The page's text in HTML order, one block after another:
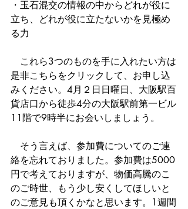
・玉石混交の情報の中からどれが役に
立ち、どれが役に立たないかを見極め
る力
これら3つのものを手に入れたい方は
是非こちらをクリックして、お申し込
みください。4月２日日曜日、大阪駅百
貨店口から徒歩4分の大阪駅前第一ビル
11階で9時半にお会いしましょう。
そう言えば、参加費についてのご連
絡を忘れておりました。参加費は5000
円で考えておりますが、物価高騰のこ
のご時世、もう少し安くしてほしいと
のご意見も頂くかなと思います。1週間